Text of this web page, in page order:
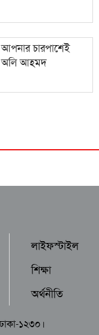
আপনার চারপাশেই
অলি আহমদ
লাইফস্টাইল
শিক্ষা
অর্থনীতি
১২৩০।